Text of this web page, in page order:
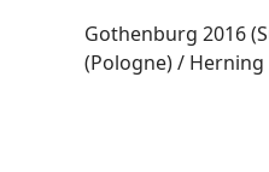
Gothenburg 2016
(Pologne) /